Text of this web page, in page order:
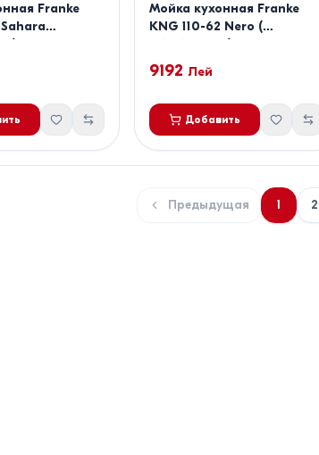
Franke
Sahara
Мойка кухонная Franke
KNG 110-62 Nero (
125.0529.612 )
9192 Лей
Добавить
Предыдущая 1 2